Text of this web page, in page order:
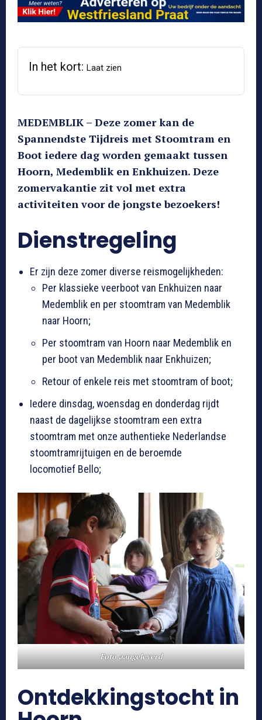
In het kort: Laat zien
MEDEMBLIK – Deze zomer kan de
Spannendste Tijdreis met Stoomtram en
Boot iedere dag worden gemaakt tussen
Hoorn, Medemblik en Enkhuizen. Deze
zomervakantie zit vol met extra
activiteiten voor de jongste bezoekers!
Dienstregeling
Er zijn deze zomer diverse reismogelijkheden:
Per klassieke veerboot van Enkhuizen naar
Medemblik en per stoomtram van Medemblik
naar Hoorn;
Per stoomtram van Hoorn naar Medemblik en
per boot van Medemblik naar Enkhuizen;
Retour of enkele reis met stoomtram of boot;
Iedere dinsdag, woensdag en donderdag rijdt
naast de dagelijkse stoomtram een extra
stoomtram met onze authentieke Nederlandse
stoomtramrijtuigen en de beroemde
locomotief Bello;
Foto aangeleverd
Ontdekkingstocht in